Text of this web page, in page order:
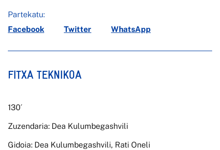
Partekatu:
Facebook
Twitter WhatsApp
FITXA TEKNIKOA
130´
Zuzendaria: Dea Kulumbegashvili
Gidoia: Dea Kulumbegashvili, Rati Oneli